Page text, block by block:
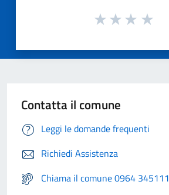
Contatta il comune
Leggi le domande frequenti
Richiedi Assistenza
Chiama il comune 0964 345111